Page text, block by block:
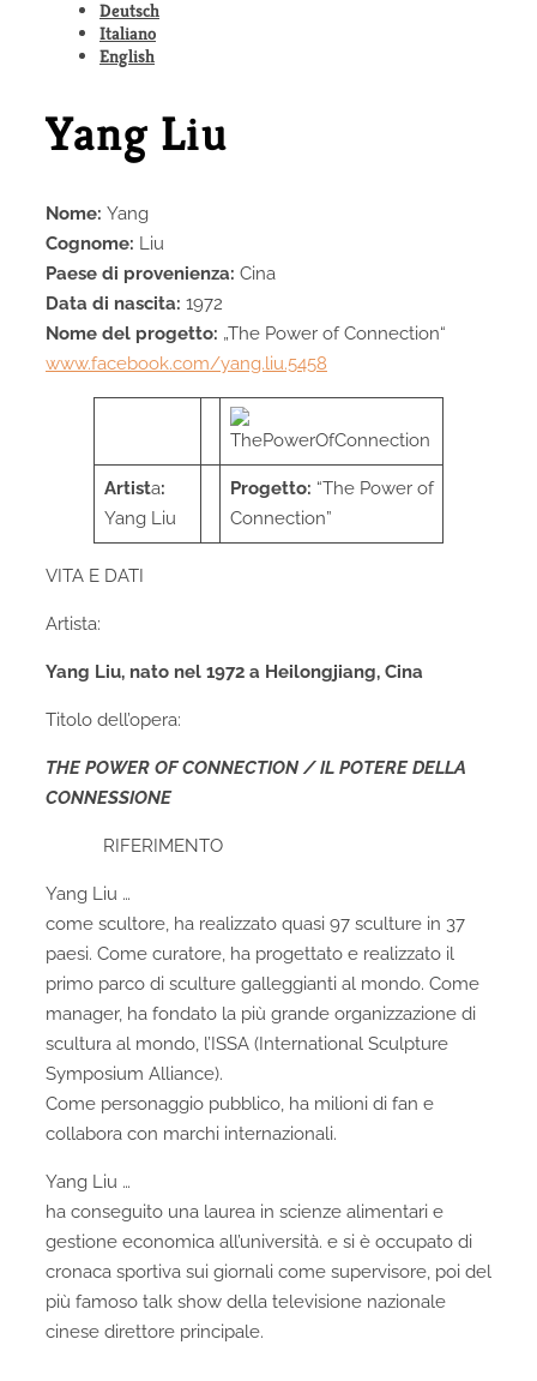
Deutsch
Italiano
English
Yang Liu
Nome: Yang
Cognome: Liu
Paese di provenienza: Cina
Data di nascita: 1972
Nome del progetto: „The Power of Connection“
www.facebook.com/yang.liu.5458
Artista:
Yang Liu
Progetto: “The Power of
Connection”
VITA E DATI
Artista:
Yang Liu, nato nel 1972 a Heilongjiang, Cina
Titolo dell’opera:
THE POWER OF CONNECTION / IL POTERE DELLA
CONNESSIONE
RIFERIMENTO
Yang Liu …
come scultore, ha realizzato quasi 97 sculture in 37
paesi. Come curatore, ha progettato e realizzato il
primo parco di sculture galleggianti al mondo. Come
manager, ha fondato la più grande organizzazione di
scultura al mondo, l’ISSA (International Sculpture
Symposium Alliance).
Come personaggio pubblico, ha milioni di fan e
collabora con marchi internazionali.
Yang Liu …
ha conseguito una laurea in scienze alimentari e
gestione economica all’università. e si è occupato di
cronaca sportiva sui giornali come supervisore, poi del
più famoso talk show della televisione nazionale
cinese direttore principale.